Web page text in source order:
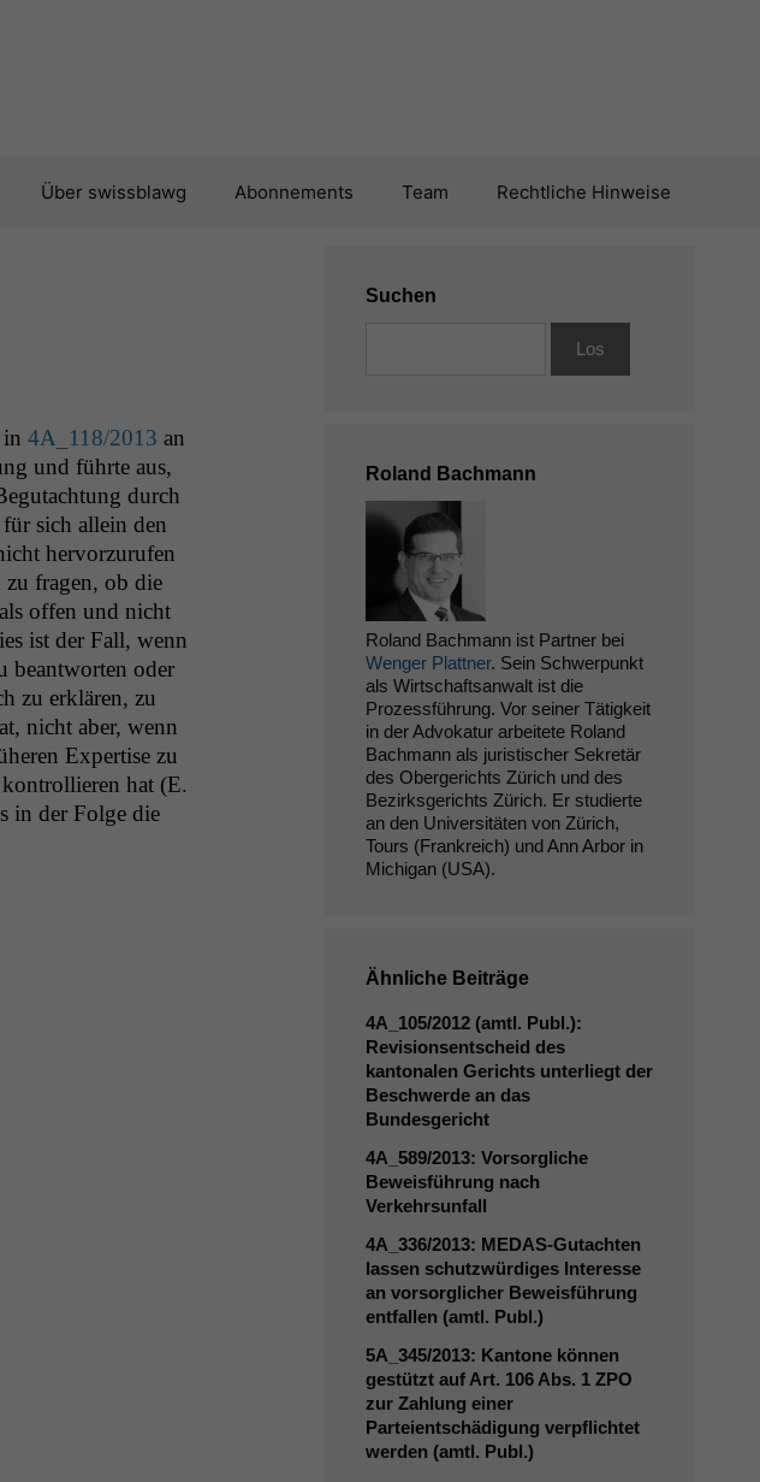
Über swissblawg Abonnements Team Rechtliche Hinweise
4A_118/2013 an
und führte aus,
durch
sich allein den
her­vorzu­rufen
fra­gen, ob die
offen und nicht
ist der Fall, wenn
beant­worten oder
zu erk­lären, zu
nicht aber, wenn
Exper­tise zu
hat (E.
in der Folge die
Suchen
Roland Bachmann
Roland Bachmann ist Partner bei
Wenger Plattner. Sein Schwerpunkt
als Wirtschaftsanwalt ist die
Prozessführung. Vor seiner Tätigkeit
in der Advokatur arbeitete Roland
Bachmann als juristischer Sekretär
des Obergerichts Zürich und des
Bezirksgerichts Zürich. Er studierte
an den Universitäten von Zürich,
Tours (Frankreich) und Ann Arbor in
Michigan (USA).
Ähnliche Beiträge
4A_105/2012 (amtl. Publ.):
Revisionsentscheid des
kantonalen Gerichts unterliegt der
Beschwerde an das
Bundesgericht
4A_589/2013: Vorsorgliche
Beweisführung nach
Verkehrsunfall
4A_336/2013: MEDAS-Gutachten
lassen schutzwürdiges Interesse
an vorsorglicher Beweisführung
entfallen (amtl. Publ.)
5A_345/2013: Kantone können
gestützt auf Art. 106 Abs. 1 ZPO
zur Zahlung einer
Parteientschädigung verpflichtet
werden (amtl. Publ.)